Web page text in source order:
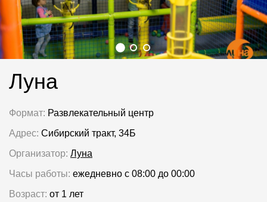
Луна
Формат: Развлекательный центр
Адрес: Сибирский тракт, 34Б
Организатор: Луна
Часы работы: ежедневно с 08:00 до 00:00
Возраст: от 1 лет